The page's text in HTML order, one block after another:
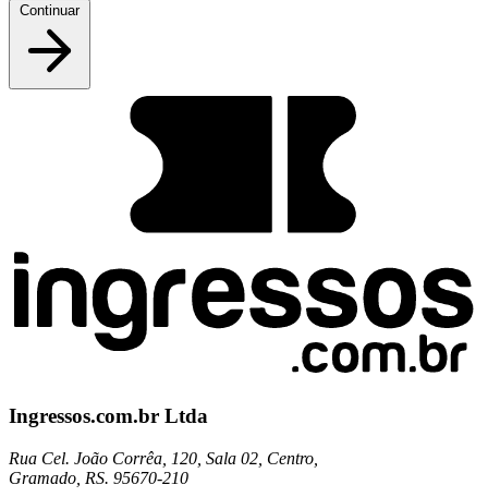
Continuar
Ingressos.com.br Ltda
Rua Cel. João Corrêa, 120, Sala 02, Centro,
Gramado, RS. 95670-210